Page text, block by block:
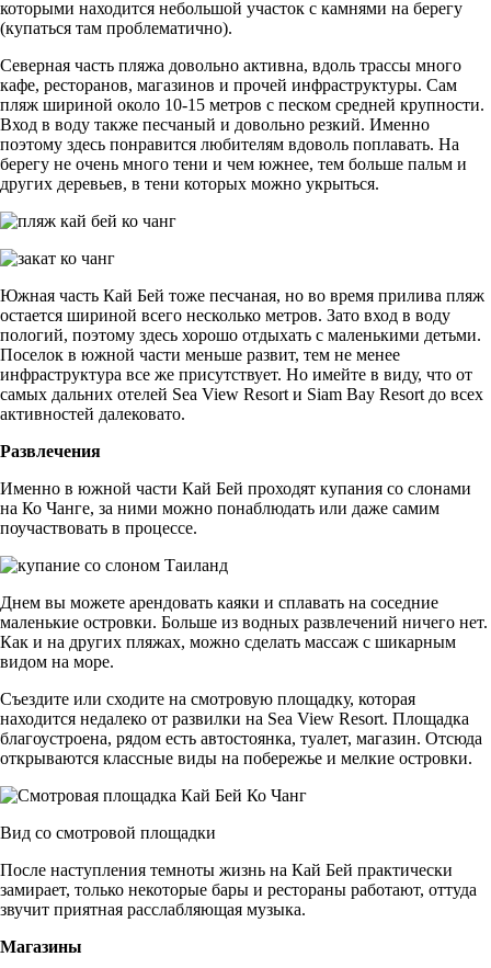
которыми находится небольшой участок с камнями на берегу
(купаться там проблематично).
Северная часть пляжа довольно активна, вдоль трассы много
кафе, ресторанов, магазинов и прочей инфраструктуры. Сам
пляж шириной около 10-15 метров с песком средней крупности.
Вход в воду также песчаный и довольно резкий. Именно
поэтому здесь понравится любителям вдоволь поплавать. На
берегу не очень много тени и чем южнее, тем больше пальм и
других деревьев, в тени которых можно укрыться.
Южная часть Кай Бей тоже песчаная, но во время прилива пляж
остается шириной всего несколько метров. Зато вход в воду
пологий, поэтому здесь хорошо отдыхать с маленькими детьми.
Поселок в южной части меньше развит, тем не менее
инфраструктура все же присутствует. Но имейте в виду, что от
самых дальних отелей Sea View Resort и Siam Bay Resort до всех
активностей далековато.
Развлечения
Именно в южной части Кай Бей проходят купания со слонами
на Ко Чанге, за ними можно понаблюдать или даже самим
поучаствовать в процессе.
Днем вы можете арендовать каяки и сплавать на соседние
маленькие островки. Больше из водных развлечений ничего нет.
Как и на других пляжах, можно сделать массаж с шикарным
видом на море.
Съездите или сходите на смотровую площадку, которая
находится недалеко от развилки на Sea View Resort. Площадка
благоустроена, рядом есть автостоянка, туалет, магазин. Отсюда
открываются классные виды на побережье и мелкие островки.
Вид со смотровой площадки
После наступления темноты жизнь на Кай Бей практически
замирает, только некоторые бары и рестораны работают, оттуда
звучит приятная расслабляющая музыка.
Магазины